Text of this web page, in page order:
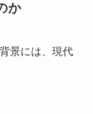
か
景には、現代